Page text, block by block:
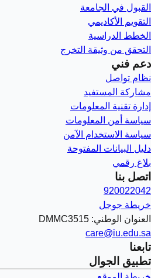
القبول في الجامعة
التقويم الأكاديمي
الخطط الدراسية
التحقق من وثيقة التخرج
دعم فني
نظام تواصل
مشاركة المستفيد
إدارة تقنية المعلومات
سياسة أمن المعلومات
سياسة الاستخدام الآمن
دليل البيانات المفتوحة
بلاغ رقمي
اتصل بنا
920022042
خريطة جوجل
العنوان الوطني: DMMC3515
care@iu.edu.sa
تابعنا
تطبيق الجوال